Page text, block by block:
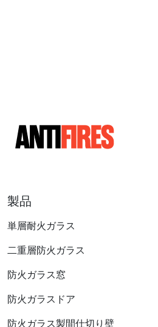
製品
単層耐火ガラス
二重層防火ガラス
防火ガラス窓
防火ガラスドア
防火ガラス製間仕切り壁